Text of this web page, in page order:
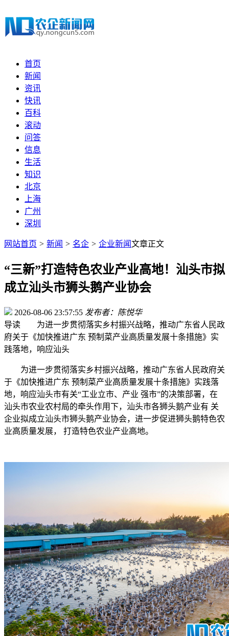
首页
新闻
资讯
快讯
百科
滚动
问答
信息
生活
知识
北京
上海
广州
深圳
网站首页 > 新闻 > 名企 > 企业新闻文章正文
“三新”打造特色农业产业高地！汕头市拟
成立汕头市狮头鹅产业协会
2026-08-06 23:57:55 发布者：陈悦华
导读 为进一步贯彻落实乡村振兴战略，推动广东省人民政
府关于《加快推进广东 预制菜产业高质量发展十条措施》实
践落地，响应汕头
为进一步贯彻落实乡村振兴战略，推动广东省人民政府关
于《加快推进广东 预制菜产业高质量发展十条措施》实践落
地，响应汕头市有关“工业立市、产业 强市”的决策部署，在
汕头市农业农村局的牵头作用下，汕头市各狮头鹅产业有 关
企业拟成立汕头市狮头鹅产业协会，进一步促进狮头鹅特色农
业高质量发展， 打造特色农业产业高地。